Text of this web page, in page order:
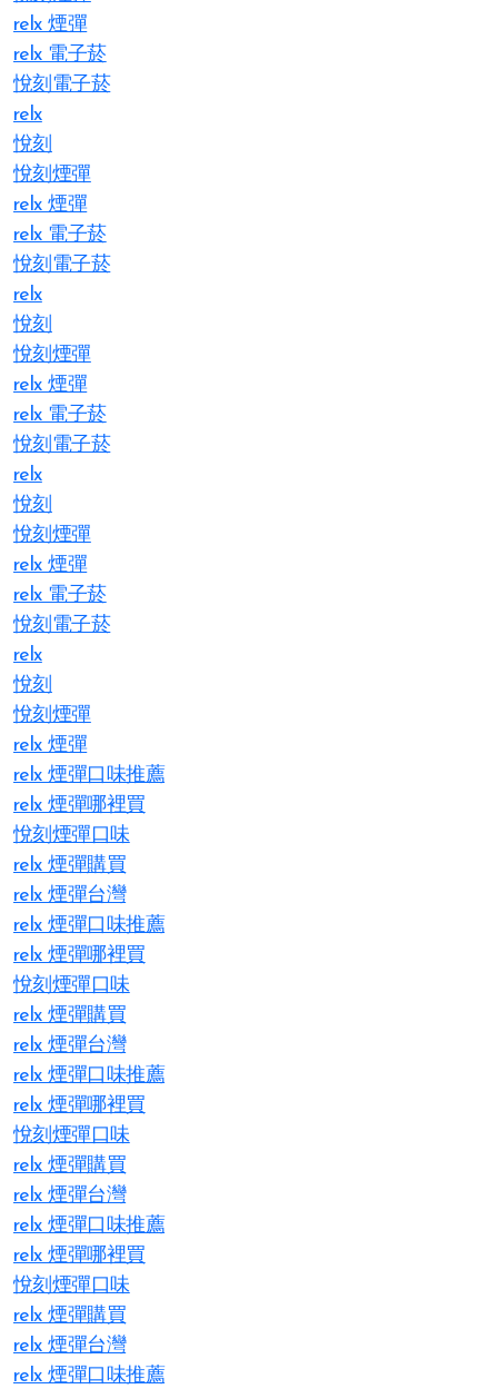
relx 煙彈
relx 電子菸
悅刻電子菸
relx
悅刻
悅刻煙彈
relx 煙彈
relx 電子菸
悅刻電子菸
relx
悅刻
悅刻煙彈
relx 煙彈
relx 電子菸
悅刻電子菸
relx
悅刻
悅刻煙彈
relx 煙彈
relx 電子菸
悅刻電子菸
relx
悅刻
悅刻煙彈
relx 煙彈
relx 煙彈口味推薦
relx 煙彈哪裡買
悅刻煙彈口味
relx 煙彈購買
relx 煙彈台灣
relx 煙彈口味推薦
relx 煙彈哪裡買
悅刻煙彈口味
relx 煙彈購買
relx 煙彈台灣
relx 煙彈口味推薦
relx 煙彈哪裡買
悅刻煙彈口味
relx 煙彈購買
relx 煙彈台灣
relx 煙彈口味推薦
relx 煙彈哪裡買
悅刻煙彈口味
relx 煙彈購買
relx 煙彈台灣
relx 煙彈口味推薦